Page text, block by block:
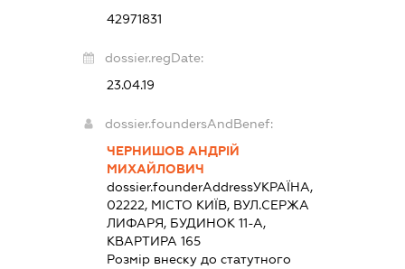
42971831
dossier.regDate:
23.04.19
dossier.foundersAndBenef:
ЧЕРНИШОВ АНДРІЙ
МИХАЙЛОВИЧ
dossier.founderAddressУКРАЇНА,
02222, МІСТО КИЇВ, ВУЛ.СЕРЖА
ЛИФАРЯ, БУДИНОК 11-А,
КВАРТИРА 165
Розмір внеску до статутного